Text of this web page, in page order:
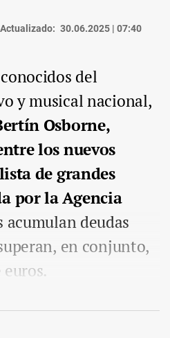
Actualizado: 30.06.2025 | 07:40
del
y musical nacional,
Osborne,
los nuevos
de grandes
por la Agencia
acumulan deudas
en conjunto,